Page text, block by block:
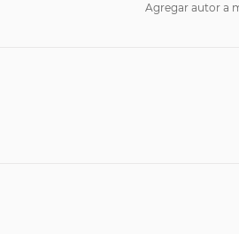
Agregar autor a